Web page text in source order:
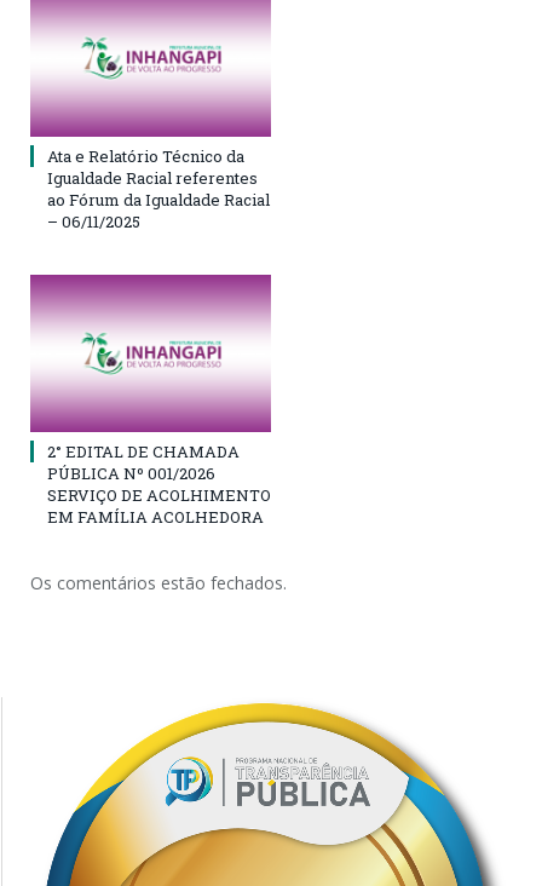
Ata e Relatório Técnico da
Igualdade Racial referentes
ao Fórum da Igualdade Racial
– 06/11/2025
2° EDITAL DE CHAMADA
PÚBLICA Nº 001/2026
SERVIÇO DE ACOLHIMENTO
EM FAMÍLIA ACOLHEDORA
Os comentários estão fechados.